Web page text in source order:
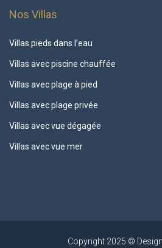
Nos Villas
Villas pieds dans l’eau
Villas avec piscine chauffée
Villas avec plage à pied
Villas avec plage privée
Villas avec vue dégagée
Villas avec vue mer
Copyright 2025 ©